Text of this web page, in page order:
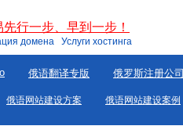
行一步、早到一步！
домена Услуги хостинга
俄语翻译专版 俄罗斯注册公司
俄语网站建设方案 俄语网站建设案例